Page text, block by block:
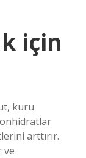
için
kuru
arttırır.
ve